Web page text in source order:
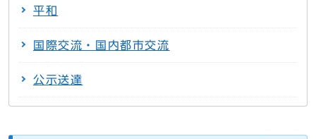
平和
国際交流・国内都市交流
公示送達